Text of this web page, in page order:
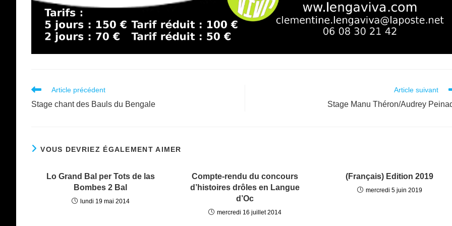
Read
articles
Article précédent
Stage chant des Bauls du Bengale
Article suivant
Stage Manu Théron/Audrey
VOUS DEVRIEZ ÉGALEMENT AIMER
Lo Grand Bal per Tots de las
Bombes 2 Bal
lundi 19 mai 2014
Compte-rendu du concours
d’histoires drôles en Langue
d’Oc
mercredi 16 juillet 2014
(Français) Edition 2019
mercredi 5 juin 2019